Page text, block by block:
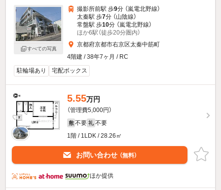
すべての写真
撮影所前駅 歩9分 （嵐電北野線）
太秦駅 歩7分 （山陰線）
常盤駅 歩10分 （嵐電北野線）
ほか6駅（徒歩20分圏内）
京都府京都市右京区太秦中筋町
4階建 / 38年7ヶ月 / RC
駐輪場あり
宅配ボックス
5.55万円
（管理費5,000円）
敷 不要 礼 不要
1階 / 1LDK / 28.26㎡
お問い合わせ （無料）
ほか提供